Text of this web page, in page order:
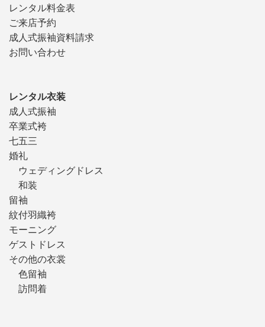
レンタル料金表
ご来店予約
成人式振袖資料請求
お問い合わせ
レンタル衣装
成人式振袖
卒業式袴
七五三
婚礼
ウェディングドレス
和装
留袖
紋付羽織袴
モーニング
ゲストドレス
その他の衣裳
色留袖
訪問着